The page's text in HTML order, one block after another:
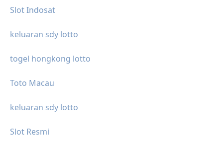
Slot Indosat
keluaran sdy lotto
togel hongkong lotto
Toto Macau
keluaran sdy lotto
Slot Resmi